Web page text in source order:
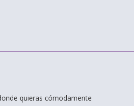
quieras cómodamente